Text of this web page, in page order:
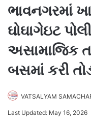
ભાવનગરમાં
ઘોઘાગેઇટ
અસામાજિક
બસમાં કરી
VATSALYAM
Last Updated: May 16, 2026